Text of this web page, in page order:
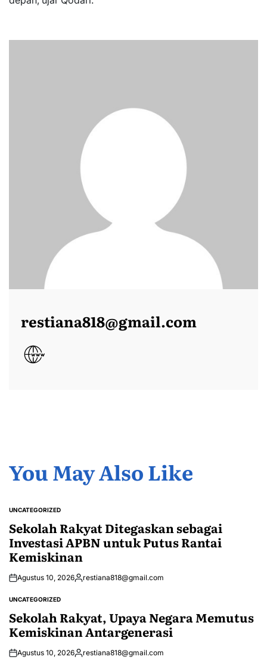
restiana818@gmail.com
You May Also Like
POSTED
IN
UNCATEGORIZED
Sekolah Rakyat Ditegaskan sebagai
Investasi APBN untuk Putus Rantai
Kemiskinan
Agustus 10, 2026Posted
restiana818@gmail.com
POSTED
IN
UNCATEGORIZED
Sekolah Rakyat, Upaya Negara Memutus
Kemiskinan Antargenerasi
Agustus 10, 2026Posted
restiana818@gmail.com